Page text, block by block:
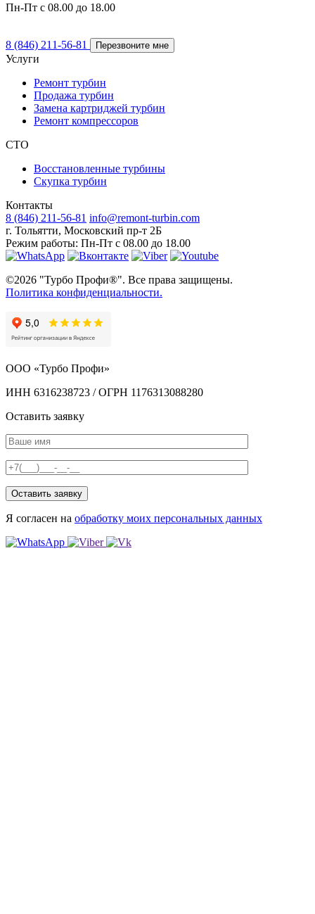
Пн-Пт с 08.00 до 18.00
8 (846) 211-56-81 Перезвоните мне
Услуги
Ремонт турбин
Продажа турбин
Замена картриджей турбин
Ремонт компрессоров
СТО
Восстановленные турбины
Скупка турбин
Контакты
8 (846) 211-56-81 info@remont-turbin.com
г. Тольятти, Московский пр-т 2Б
Режим работы: Пн-Пт с 08.00 до 18.00
©2026 "Турбо Профи®". Все права защищены.
Политика конфиденциальности.
ООО «Турбо Профи»
ИНН 6316238723 / ОГРН 1176313088280
Оставить заявку
Я согласен на обработку моих персональных данных